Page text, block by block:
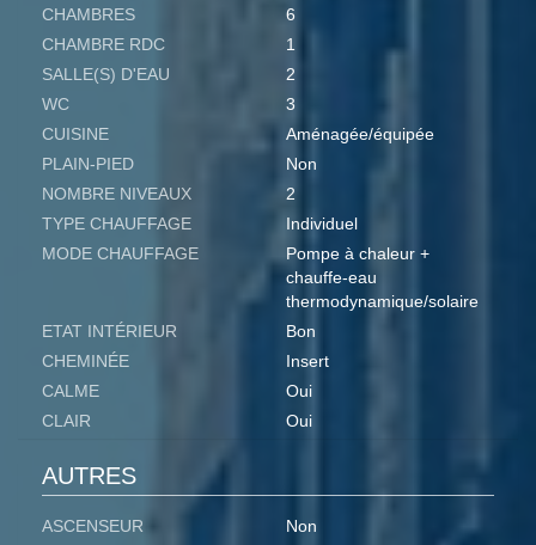
CHAMBRES
6
CHAMBRE RDC
1
SALLE(S) D'EAU
2
WC
3
CUISINE
Aménagée/équipée
PLAIN-PIED
Non
NOMBRE NIVEAUX
2
TYPE CHAUFFAGE
Individuel
MODE CHAUFFAGE
Pompe à chaleur +
chauffe-eau
thermodynamique/solaire
ETAT INTÉRIEUR
Bon
CHEMINÉE
Insert
CALME
Oui
CLAIR
Oui
AUTRES
ASCENSEUR
Non